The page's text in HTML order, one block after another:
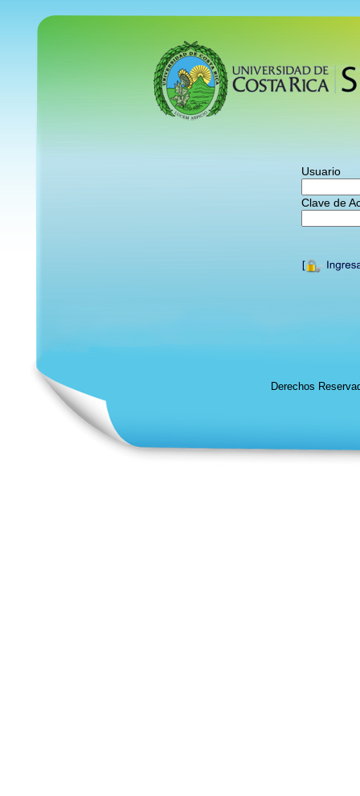
Usuario
Clave de
Derechos